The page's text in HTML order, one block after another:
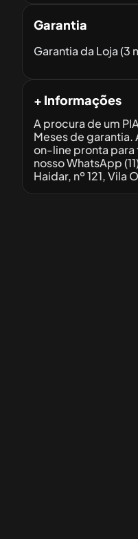
Garantia
Garantia da Loja (3
+ Informações
A procura de um
Meses de garantia.
on-line pronta para
nosso WhatsApp
Haidar, nº 121, Vila